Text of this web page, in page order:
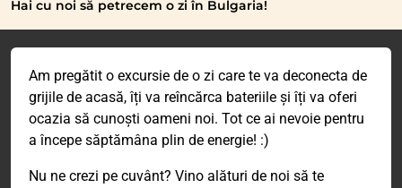
Hai cu noi să petrecem o zi în Bulgaria!
Am pregătit o excursie de o zi care te va deconecta de
grijile de acasă, îți va reîncărca bateriile și îți va oferi
ocazia să cunoști oameni noi. Tot ce ai nevoie pentru
a începe săptămâna plin de energie! :)
Nu ne crezi pe cuvânt? Vino alături de noi să te